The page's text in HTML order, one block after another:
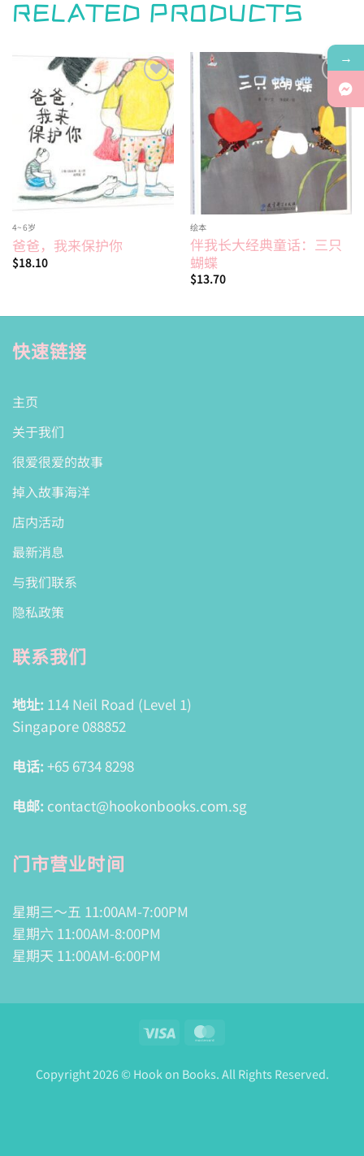
RELATED PRODUCTS
Add to
wishlist
4~6岁
爸爸，我来保护你
$18.10
Add to
wishlist
绘本
伴我长大经典童话：三只
蝴蝶
$13.70
快速链接
主页
关于我们
很爱很爱的故事
掉入故事海洋
店内活动
最新消息
与我们联系
隐私政策
联系我们
地址: 114 Neil Road (Level 1)
Singapore 088852
电话: +65 6734 8298
电邮: contact@hookonbooks.com.sg
门市营业时间
星期三～五 11:00AM-7:00PM
星期六 11:00AM-8:00PM
星期天 11:00AM-6:00PM
Visa
Copyright 2026 © Hook on Books. All Rights Reserved.
→